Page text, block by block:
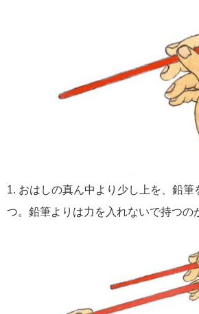
1. おはしの真ん中より少し上を、鉛筆
つ。鉛筆よりは力を入れないで持つの